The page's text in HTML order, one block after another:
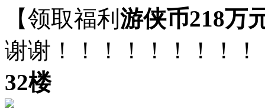
【领取福利 游侠币218万
谢谢！！！！！！！！！
32楼